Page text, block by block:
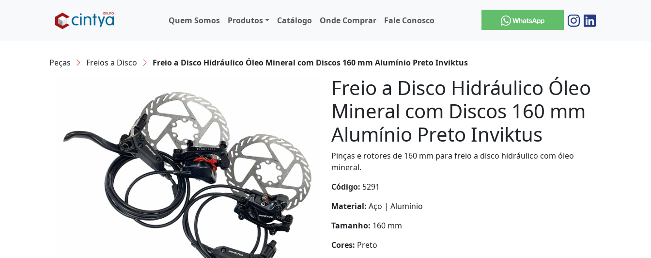
Quem Somos Produtos Catálogo Onde Comprar Fale Conosco
Peças Freios a Disco Freio a Disco Hidráulico Óleo Mineral com Discos 160 mm Alumínio Preto Inviktus
Freio a Disco Hidráulico Óleo
Mineral com Discos 160 mm
Alumínio Preto Inviktus
Pinças e rotores de 160 mm para freio a disco hidráulico com óleo
mineral.
Código: 5291
Material: Aço | Alumínio
Tamanho: 160 mm
Cores: Preto